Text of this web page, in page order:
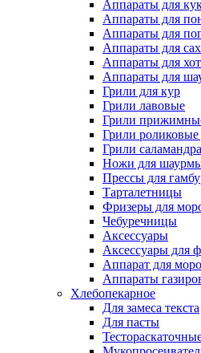
Аппараты для
Аппараты для
Аппараты для
Аппараты для
Аппараты для
Аппараты для
Грили для кур
Грили лавовые
Грили
Грили роликовые
Грили саламандра
Ножи для
Прессы для
Тарталетницы
Фризеры для
Чебуречницы
Аксессуары
Аксессуары для
Аппарат для
Аппараты
Хлебопекарное
Для замеса текста
Для пасты